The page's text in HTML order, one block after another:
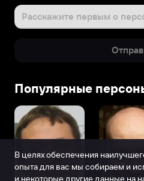
Расскажите первым о
Популярные
В целях обеспечения
опыта для вас мы собираем и
и некоторые другие данные на